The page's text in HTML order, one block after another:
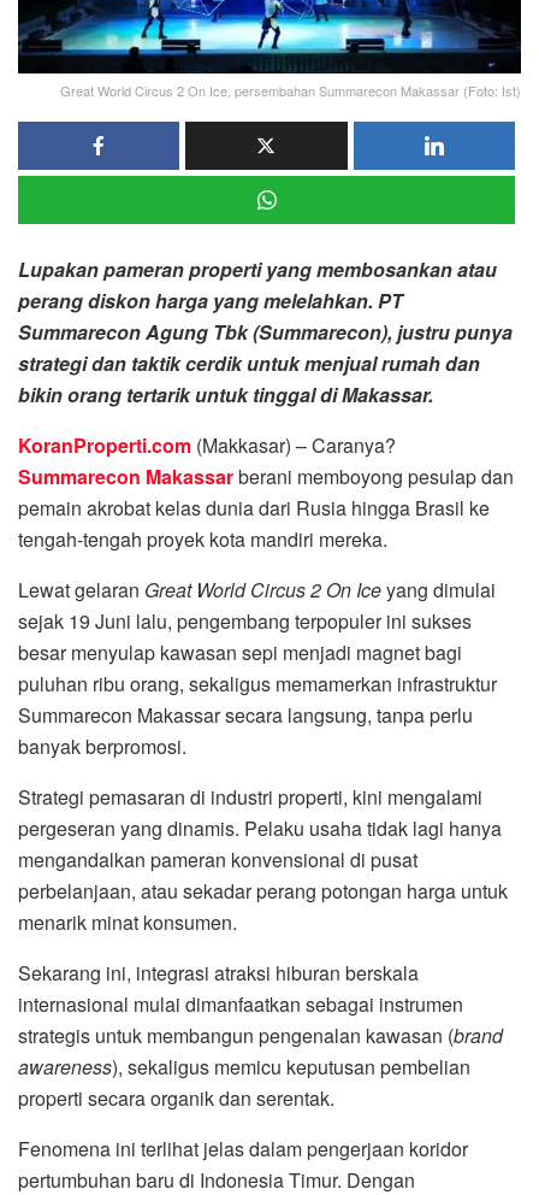
Great World Circus 2 On Ice, persembahan Summarecon Makassar (Foto: Ist)
Lupakan pameran properti yang membosankan atau
perang diskon harga yang melelahkan. PT
Summarecon Agung Tbk (Summarecon), justru punya
strategi dan taktik cerdik untuk menjual rumah dan
bikin orang tertarik untuk tinggal di Makassar.
KoranProperti.com (Makkasar) – Caranya?
Summarecon Makassarberani memboyong pesulap dan
pemain akrobat kelas dunia dari Rusia hingga Brasil ke
tengah-tengah proyek kota mandiri mereka.
Lewat gelaran Great World Circus 2 On Iceyang dimulai
sejak 19 Juni lalu, pengembang terpopuler ini sukses
besar menyulap kawasan sepi menjadi magnet bagi
puluhan ribu orang, sekaligus memamerkan infrastruktur
Summarecon Makassar secara langsung, tanpa perlu
banyak berpromosi.
Strategi pemasaran di industri properti, kini mengalami
pergeseran yang dinamis. Pelaku usaha tidak lagi hanya
mengandalkan pameran konvensional di pusat
perbelanjaan, atau sekadar perang potongan harga untuk
menarik minat konsumen.
Sekarang ini, integrasi atraksi hiburan berskala
internasional mulai dimanfaatkan sebagai instrumen
strategis untuk membangun pengenalan kawasan (brand
awareness), sekaligus memicu keputusan pembelian
properti secara organik dan serentak.
Fenomena ini terlihat jelas dalam pengerjaan koridor
pertumbuhan baru di Indonesia Timur. Dengan